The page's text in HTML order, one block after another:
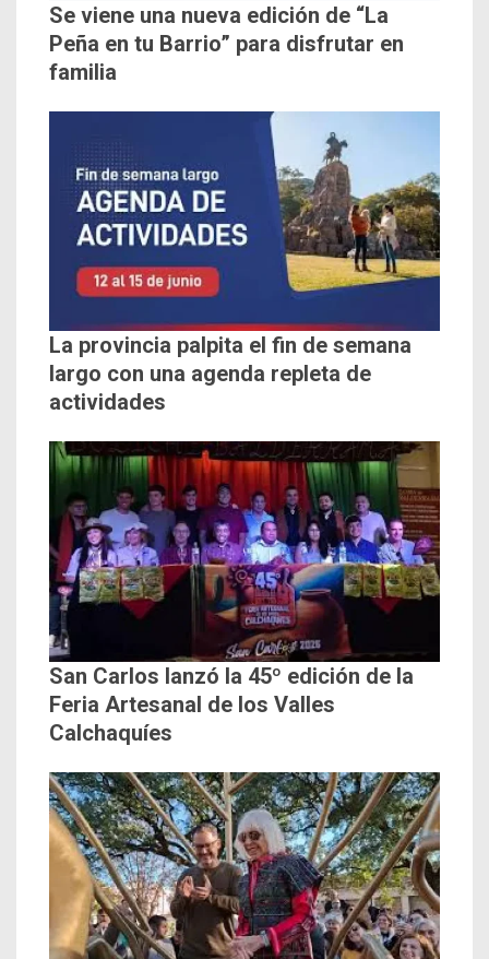
Se viene una nueva edición de “La
Peña en tu Barrio” para disfrutar en
familia
La provincia palpita el fin de semana
largo con una agenda repleta de
actividades
San Carlos lanzó la 45º edición de la
Feria Artesanal de los Valles
Calchaquíes